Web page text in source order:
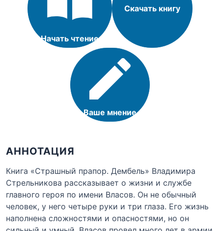
Начать чтение
Скачать книгу
Ваше мнение
АННОТАЦИЯ
Книга «Страшный прапор. Дембель» Владимира
Стрельникова рассказывает о жизни и службе
главного героя по имени Власов. Он не обычный
человек, у него четыре руки и три глаза. Его жизнь
наполнена сложностями и опасностями, но он